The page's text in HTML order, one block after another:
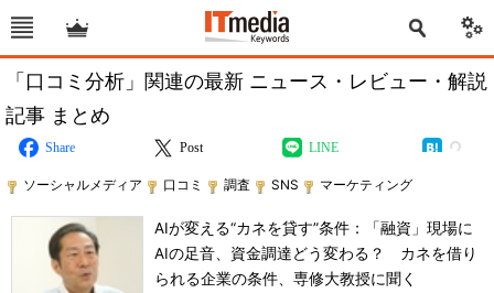
「口コミ分析」関連の最新 ニュース・レビュー・解説
記事 まとめ
Share Post LINE
ソーシャルメディア 口コミ 調査 SNS マーケティング
AIが変える“カネを貸す”条件：「融資」現場に
AIの足音、資金調達どう変わる？ カネを借り
られる企業の条件、専修大教授に聞く